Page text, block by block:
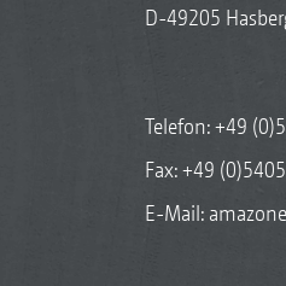
D-49205
Telefon:+49
Fax: +49
E-Mail: